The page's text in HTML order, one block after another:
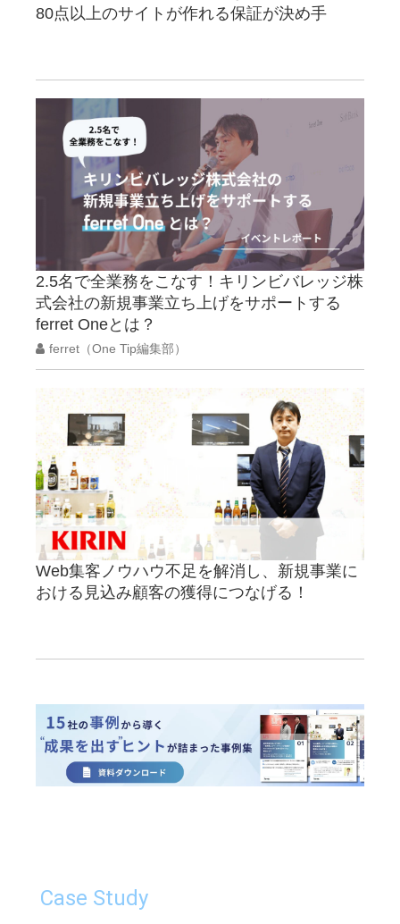
80点以上のサイトが作れる保証が決め手
2.5名で全業務をこなす！キリンビバレッジ株
式会社の新規事業立ち上げをサポートする
ferret Oneとは？
ferret（One Tip編集部）
Web集客ノウハウ不足を解消し、新規事業に
おける見込み顧客の獲得につなげる！
Case Study